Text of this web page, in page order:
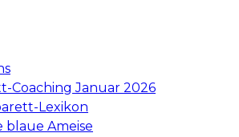
Coaching Januar 2026
Lexikon
blaue Ameise